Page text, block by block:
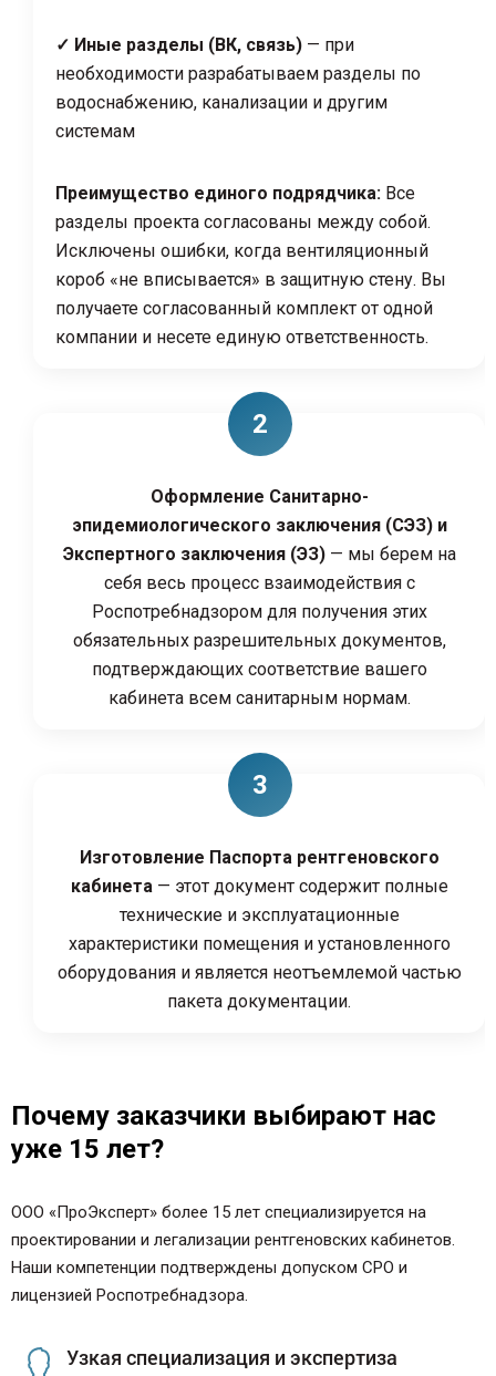
✓ Иные разделы (ВК, связь) — при
необходимости разрабатываем разделы по
водоснабжению, канализации и другим
системам
Преимущество единого подрядчика: Все
разделы проекта согласованы между собой.
Исключены ошибки, когда вентиляционный
короб «не вписывается» в защитную стену. Вы
получаете согласованный комплект от одной
компании и несете единую ответственность.
Оформление Санитарно-
эпидемиологического заключения (СЭЗ) и
Экспертного заключения (ЭЗ)— мы берем на
себя весь процесс взаимодействия с
Роспотребнадзором для получения этих
обязательных разрешительных документов,
подтверждающих соответствие вашего
кабинета всем санитарным нормам.
Изготовление Паспорта рентгеновского
кабинета— этот документ содержит полные
технические и эксплуатационные
характеристики помещения и установленного
оборудования и является неотъемлемой частью
пакета документации.
Почему заказчики выбирают нас
уже 15 лет?
ООО «ПроЭксперт» более 15 лет специализируется на
проектировании и легализации рентгеновских кабинетов.
Наши компетенции подтверждены допуском СРО и
лицензией Роспотребнадзора.
Узкая специализация и экспертиза